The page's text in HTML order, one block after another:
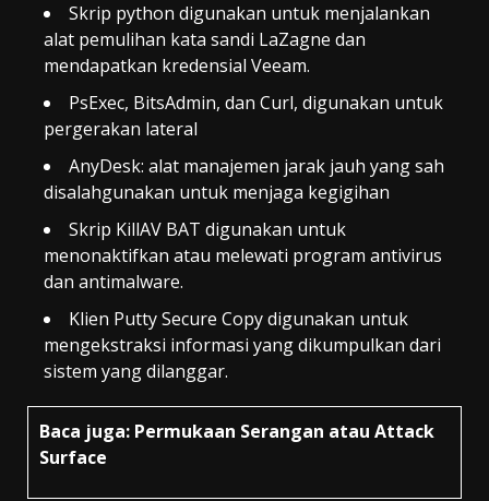
Skrip python digunakan untuk menjalankan
alat pemulihan kata sandi LaZagne dan
mendapatkan kredensial Veeam.
PsExec, BitsAdmin, dan Curl, digunakan untuk
pergerakan lateral
AnyDesk: alat manajemen jarak jauh yang sah
disalahgunakan untuk menjaga kegigihan
Skrip KillAV BAT digunakan untuk
menonaktifkan atau melewati program antivirus
dan antimalware.
Klien Putty Secure Copy digunakan untuk
mengekstraksi informasi yang dikumpulkan dari
sistem yang dilanggar.
Baca juga: Permukaan Serangan atau Attack
Surface